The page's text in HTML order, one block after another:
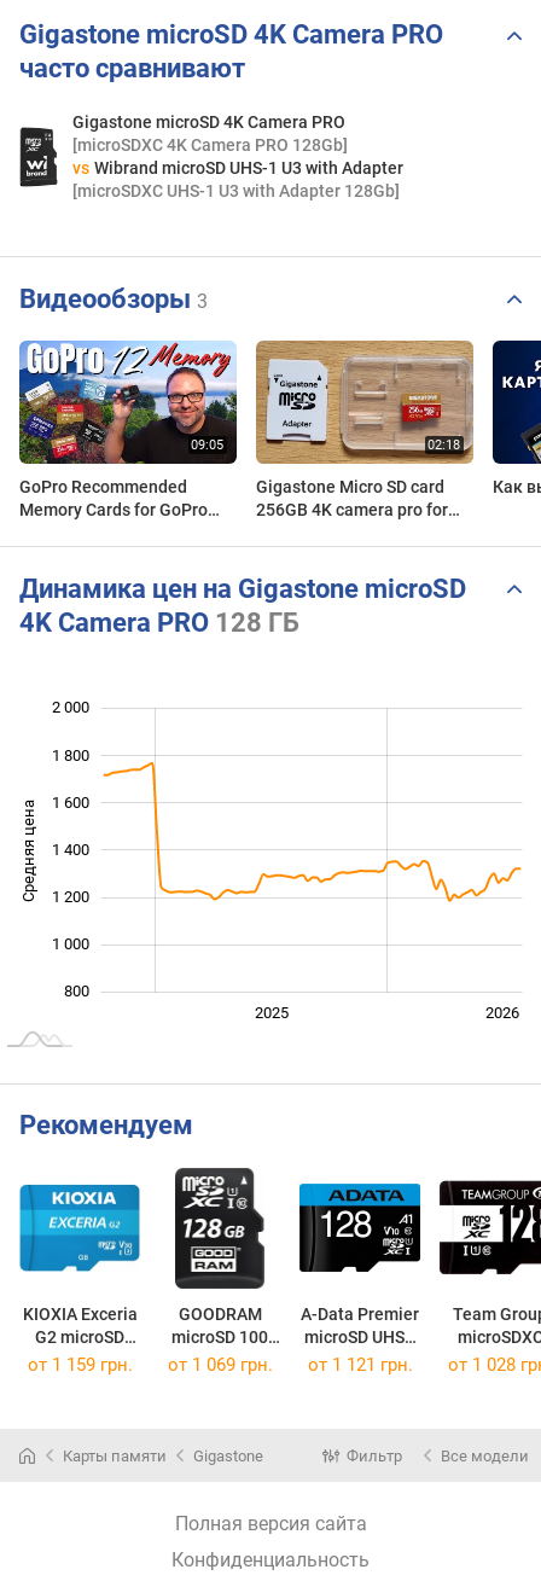
Gigastone microSD 4K Camera PRO
часто сравнивают
Gigastone microSD 4K Camera PRO
[microSDXC 4K Camera PRO 128Gb]
vs Wibrand microSD UHS-1 U3 with Adapter
[microSDXC UHS-1 U3 with Adapter 128Gb]
Видеообзоры 3
GoPro Recommended
Memory Cards for GoPro
Gigastone Micro SD card
256GB 4K camera pro for
Как
Динамика цен на Gigastone microSD
4K Camera PRO 128 ГБ
Средняя цена 1 000
800
1 000
1 200
1 400
1 600
1 800
2 000
2025 2026
Рекомендуем
KIOXIA Exceria
G2 microSD
with Adapter
GOODRAM
microSD 100
Mb/s Class 10
A-Data Premier
microSD UHS-I
Class10
Team
UHS-I U1
от 1 159 грн. от 1 069 грн. от 1 121 грн. от 1 028
Карты памяти Gigastone Фильтр Все модели
Полная версия сайта
Конфиденциальность